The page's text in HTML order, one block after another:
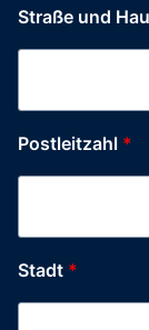
Branche
Produkt-
Postleitzahl
Straße und
Postleitzahl *
Stadt *